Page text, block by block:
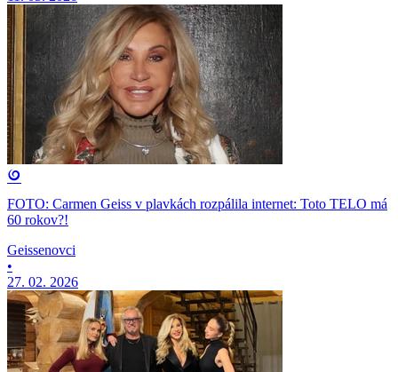
FOTO: Carmen Geiss v plavkách rozpálila internet: Toto TELO má
60 rokov?!
Geissenovci
•
27. 02. 2026